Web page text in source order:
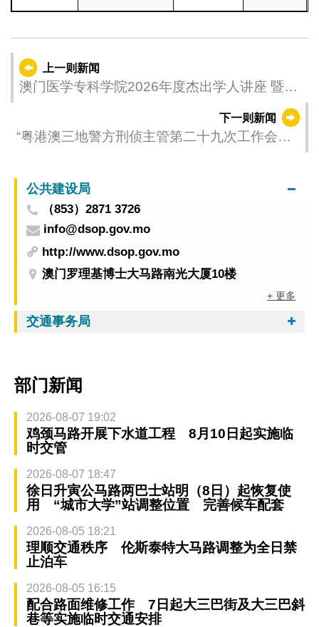
上一则新闻
澳门医学专科学院2026年度杰出学人讲座 暨院
下一则新闻
“粤港澳三地警方刑侦主管第二十九次工作会晤”
公共建设局
（853）2871 3726
info@dsop.gov.mo
http://www.dsop.gov.mo
澳门罗理基博士大马路南光大厦10楼
+ 更多
交通事务局
部门新闻
2026-08-07 19:02
鸡颈马路开展下水道工程 8月10日起实施临
时交管
2026-08-07 18:47
徐日升寅公马路两巴士站明（8日）起恢复使
用 “城市大学”站调整位置 完善候车配套
2026-08-05 18:21
理顺交通秩序 伦斯泰特大马路调整为全日禁
止泊车
2026-08-05 16:15
配合路面维修工作 7日起大三巴街及大三巴斜
巷等实施临时交通安排